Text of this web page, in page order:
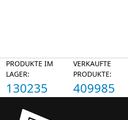
PRODUKTE IM
LAGER:
130235
VERKAUFTE
PRODUKTE:
409985